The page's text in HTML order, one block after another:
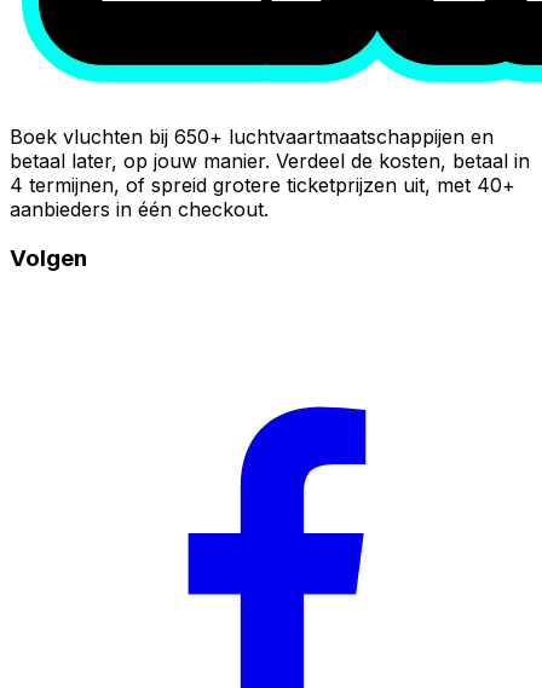
Boek vluchten bij 650+ luchtvaartmaatschappijen en
betaal later, op jouw manier. Verdeel de kosten, betaal in
4 termijnen, of spreid grotere ticketprijzen uit, met 40+
aanbieders in één checkout.
Volgen